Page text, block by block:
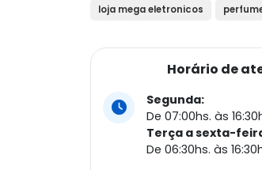
loja mega eletronicos
Horário de
Segunda:
De 07:00hs. às
Terça a sexta-
De 06:30hs. às